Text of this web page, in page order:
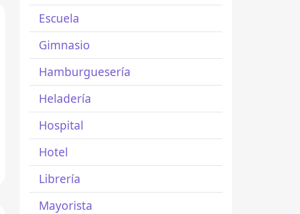
Escuela
Gimnasio
Hamburguesería
Heladería
Hospital
Hotel
Librería
Mayorista